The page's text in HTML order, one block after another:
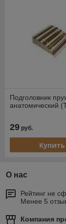
Подголовник
анатомический
29 руб.
Купить
О нас
Рейтинг не
Менее 5
Компания